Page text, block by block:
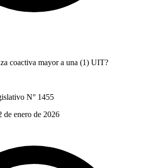
coactiva mayor a una (1) UIT?
N° 1455
de enero de 2026